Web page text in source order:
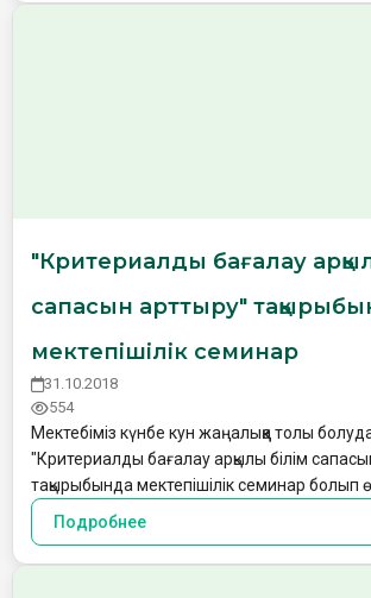
"Критериалды бағалау
сапасын арттыру"
мектепішілік семинар
31.10.2018
554
Мектебіміз күнбе кун жаңалыққа толы
"Критериалды бағалау арқылы білім
тақырыбында мектепішілік семинар болып
Подробнее